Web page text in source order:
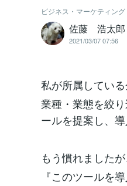
ビジネス・マーケティング
佐藤 浩太郎
2021/03/07 07:56
私が所属してい
業種・業態を絞
ールを提案し、
もう慣れました
『このツールを